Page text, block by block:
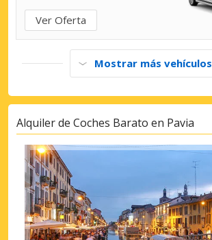
Ver Oferta
Mostrar más vehículos
Alquiler de Coches Barato en Pavia